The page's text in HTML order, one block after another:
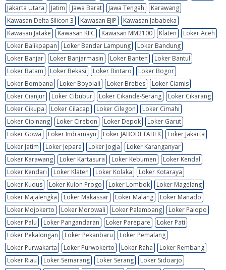
Jakarta Utara
Jatim Jawa Barat Jawa Tengah
Karawang
Kawasan Delta Silicon 3
Kawasan EJIP
Kawasan Jababeka
Kawasan Jatake
Kawasan KIIC Kawasan MM2100 Klaten
Loker Aceh
Loker Balikpapan
Loker Bandar Lampung
Loker Bandung
Loker Banjar
Loker Banjarmasin Loker Banten
Loker Bantul
Loker Batam
Loker Bekasi Loker Bintaro
Loker Bogor
Loker Bombana
Loker Boyolali Loker Brebes
Loker Ciamis
Loker Cianjur
Loker Cibubur Loker Cikande-Serang
Loker Cikarang
Loker Cikupa
Loker Cilacap Loker Cilegon
Loker Cimahi
Loker Cipinang
Loker Cirebon Loker Depok
Loker Garut
Loker Gowa
Loker Indramayu Loker JABODETABEK
Loker Jakarta
Loker Jatim
Loker Jepara Loker Jogja
Loker Karanganyar
Loker Karawang
Loker Kartasura Loker Kebumen
Loker Kendal
Loker Kendari
Loker Klaten Loker Kolaka
Loker Kotaraya
Loker Kudus
Loker Kulon Progo Loker Lombok
Loker Magelang
Loker Majalengka
Loker Makassar Loker Malang
Loker Manado
Loker Mojokerto
Loker Morowali Loker Palembang
Loker Palopo
Loker Palu
Loker Pangandaran Loker Parepare
Loker Pati
Loker Pekalongan
Loker Pekanbaru
Loker Pemalang
Loker Purwakarta
Loker Purwokerto Loker Raha
Loker Rembang
Loker Riau
Loker Semarang Loker Serang
Loker Sidoarjo